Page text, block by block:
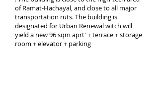
of Ramat-Hachayal, and close to all major
transportation ruts. The building is
designated for Urban Renewal witch will
yield a new 96 sqm aprt' + terrace + storage
room + elevator + parking